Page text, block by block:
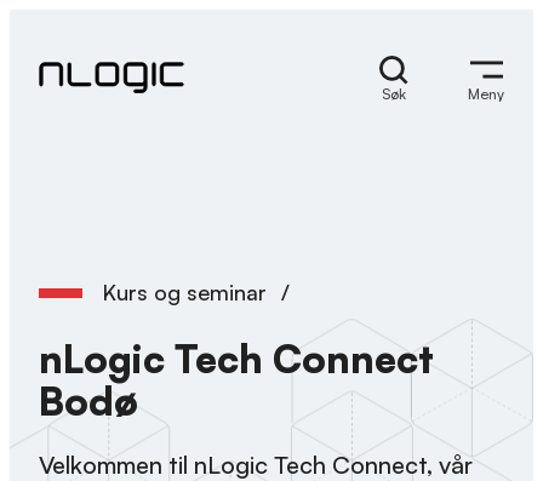
innhold
Søk Meny
Kurs og seminar /
nLogic Tech Connect
Bodø
Velkommen til nLogic Tech Connect, vår